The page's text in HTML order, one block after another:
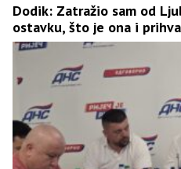
Dodik: Zatražio sam od
ostavku, što je ona i